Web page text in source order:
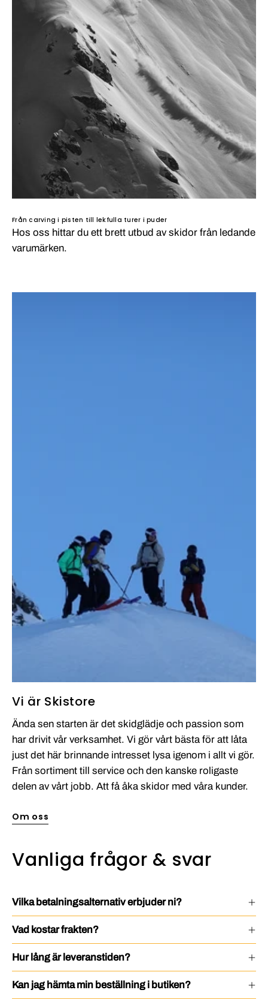
Från carving i pisten till lekfulla turer i puder
Hos oss hittar du ett brett utbud av skidor från ledande
varumärken.
Vi är Skistore
Ända sen starten är det skidglädje och passion som
har drivit vår verksamhet. Vi gör vårt bästa för att låta
just det här brinnande intresset lysa igenom i allt vi gör.
Från sortiment till service och den kanske roligaste
delen av vårt jobb. Att få åka skidor med våra kunder.
Om oss
Vanliga frågor & svar
Vilka betalningsalternativ erbjuder ni?
Vad kostar frakten?
Hur lång är leveranstiden?
Kan jag hämta min beställning i butiken?